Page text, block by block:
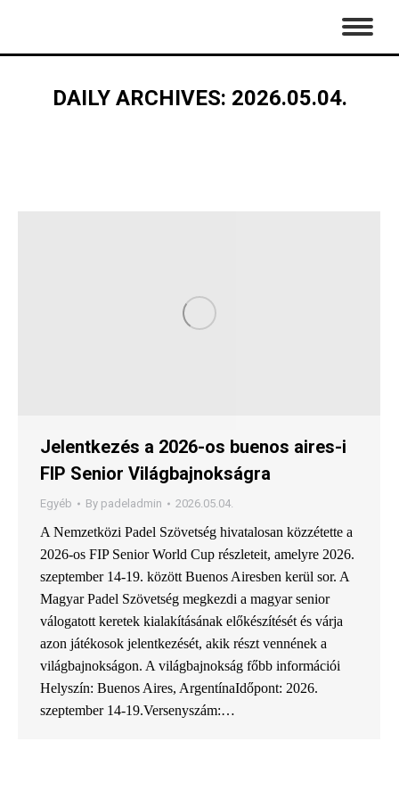
DAILY ARCHIVES: 2026.05.04.
Jelentkezés a 2026-os buenos aires-i
FIP Senior Világbajnokságra
Egyéb By padeladmin 2026.05.04.
A Nemzetközi Padel Szövetség hivatalosan közzétette a
2026-os FIP Senior World Cup részleteit, amelyre 2026.
szeptember 14-19. között Buenos Airesben kerül sor. A
Magyar Padel Szövetség megkezdi a magyar senior
válogatott keretek kialakításának előkészítését és várja
azon játékosok jelentkezését, akik részt vennének a
világbajnokságon. A világbajnokság főbb információi
Helyszín: Buenos Aires, ArgentínaIdőpont: 2026.
szeptember 14-19.Versenyszám:…